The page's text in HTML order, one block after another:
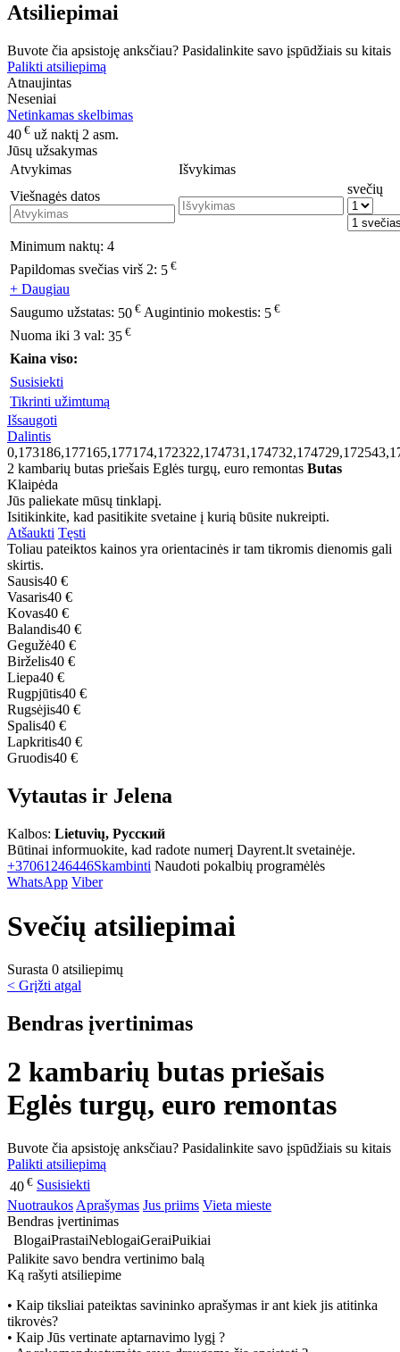
Atsiliepimai
Buvote čia apsistoję anksčiau? Pasidalinkite savo įspūdžiais su kitais
Palikti atsiliepimą
Atnaujintas
Neseniai
Netinkamas skelbimas
40 € už naktį 2 asm.
Jūsų užsakymas
Atvykimas
Išvykimas
Viešnagės datos
svečių
Minimum naktų: 4
Papildomas svečias virš 2: 5 €
+ Daugiau
Saugumo užstatas: 50 € Augintinio mokestis: 5 €
Nuoma iki 3 val: 35 €
Kaina viso:
Susisiekti
Tikrinti užimtumą
Išsaugoti
Dalintis
2 kambarių butas priešais Eglės turgų, euro remontas Butas
Klaipėda
Jūs paliekate mūsų tinklapį.
Isitikinkite, kad pasitikite svetaine į kurią būsite nukreipti.
Atšaukti Tęsti
Toliau pateiktos kainos yra orientacinės ir tam tikromis dienomis gali
skirtis.
Sausis40 €
Vasaris40 €
Kovas40 €
Balandis40 €
Gegužė40 €
Birželis40 €
Liepa40 €
Rugpjūtis40 €
Rugsėjis40 €
Spalis40 €
Lapkritis40 €
Gruodis40 €
Vytautas ir Jelena
Kalbos: Lietuvių, Русский
Būtinai informuokite, kad radote numerį Dayrent.lt svetainėje.
+37061246446Skambinti Naudoti pokalbių programėlės
WhatsApp Viber
Svečių atsiliepimai
Surasta 0 atsiliepimų
< Grįžti atgal
Bendras įvertinimas
2 kambarių butas priešais
Eglės turgų, euro remontas
Buvote čia apsistoję anksčiau? Pasidalinkite savo įspūdžiais su kitais
Palikti atsiliepimą
40 € Susisiekti
Nuotraukos Aprašymas Jus priims Vieta mieste
Bendras įvertinimas
BlogaiPrastaiNeblogaiGeraiPuikiai
Palikite savo bendra vertinimo balą
Ką rašyti atsiliepime
• Kaip tiksliai pateiktas savininko aprašymas ir ant kiek jis atitinka
tikrovės?
• Kaip Jūs vertinate aptarnavimo lygį ?